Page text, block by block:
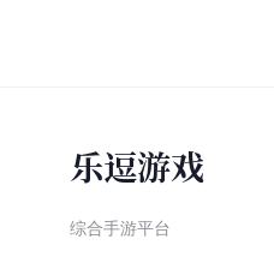
乐逗游戏
综合手游平台